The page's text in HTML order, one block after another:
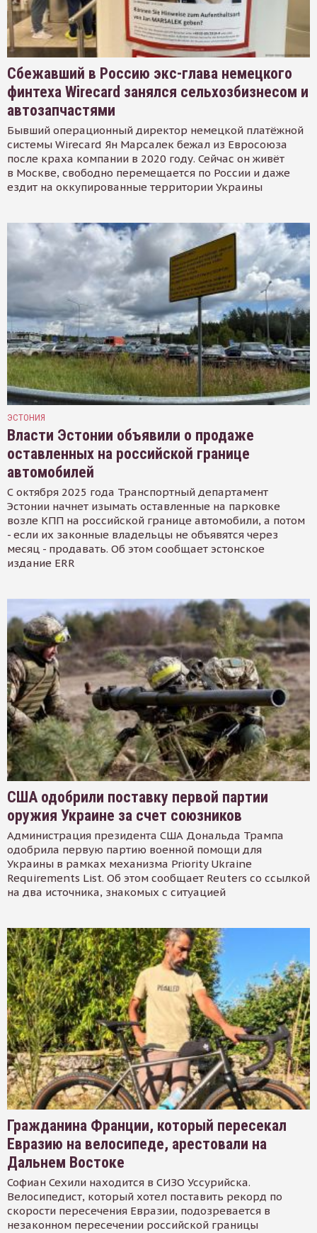
Сбежавший в Россию экс-глава немецкого
финтеха Wirecard занялся сельхозбизнесом и
автозапчастями
Бывший операционный директор немецкой платёжной
системы Wirecard Ян Марсалек бежал из Евросоюза
после краха компании в 2020 году. Сейчас он живёт
в Москве, свободно перемещается по России и даже
ездит на оккупированные территории Украины
ЭСТОНИЯ
Власти Эстонии объявили о продаже
оставленных на российской границе
автомобилей
С октября 2025 года Транспортный департамент
Эстонии начнет изымать оставленные на парковке
возле КПП на российской границе автомобили, а потом
- если их законные владельцы не объявятся через
месяц - продавать. Об этом сообщает эстонское
издание ERR
США одобрили поставку первой партии
оружия Украине за счет союзников
Администрация президента США Дональда Трампа
одобрила первую партию военной помощи для
Украины в рамках механизма Priority Ukraine
Requirements List. Об этом сообщает Reuters со ссылкой
на два источника, знакомых с ситуацией
Гражданина Франции, который пересекал
Евразию на велосипеде, арестовали на
Дальнем Востоке
Софиан Сехили находится в СИЗО Уссурийска.
Велосипедист, который хотел поставить рекорд по
скорости пересечения Евразии, подозревается в
незаконном пересечении российской границы